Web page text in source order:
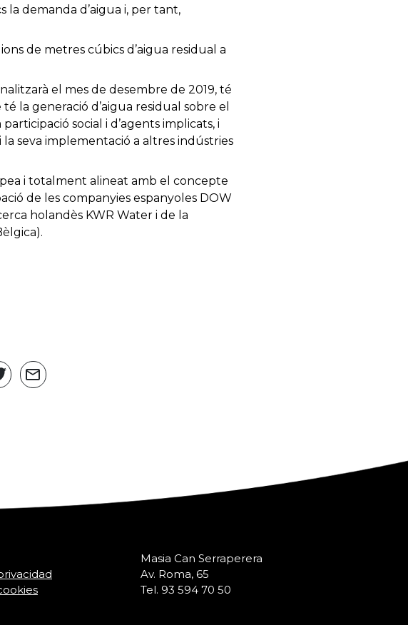
demanda d’aigua i, per tant,
de metres cúbics d’aigua residual a
el mes de desembre de 2019, té
la generació d’aigua residual sobre el
social i d’agents implicats, i
seva implementació a altres indústries
i totalment alineat amb el concepte
de les companyies espanyoles DOW
holandès KWR Water i de la
Masia Can Serraperera
Av. Roma, 65
Tel. 93 594 70 50